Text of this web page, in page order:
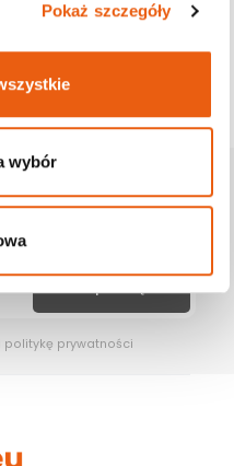
Pokaż szczegóły
wybór
Newsletter
politykę prywatności